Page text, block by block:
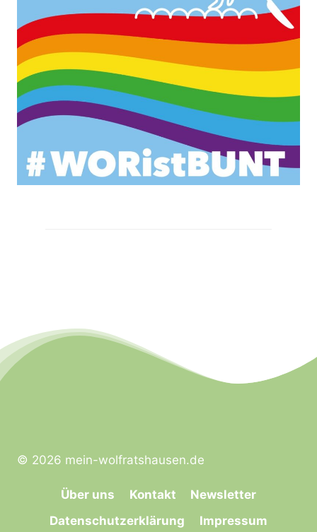
© 2026 mein-wolfratshausen.de
Über uns Kontakt
Newsletter
Datenschutzerklärung
Impressum